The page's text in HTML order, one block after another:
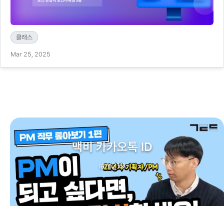
클래스
Mar 25, 2025
맥비 카카오톡 ID
iam219